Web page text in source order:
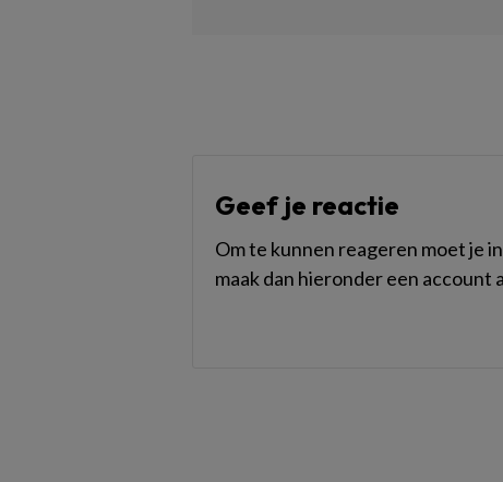
Geef je reactie
Om te kunnen reageren moet je
maak dan hieronder een account